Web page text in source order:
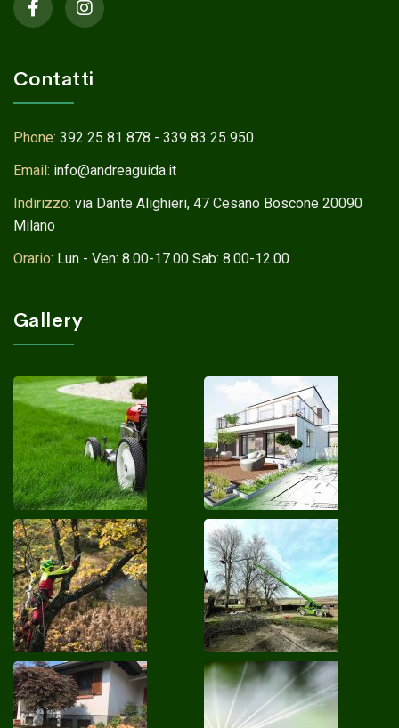
Contatti
Phone: 392 25 81 878 - 339 83 25 950
Email: info@andreaguida.it
Indirizzo: via Dante Alighieri, 47 Cesano Boscone 20090
Milano
Orario: Lun - Ven: 8.00-17.00 Sab: 8.00-12.00
Gallery